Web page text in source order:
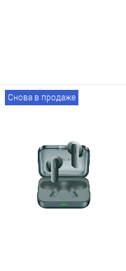
Снова в продаже